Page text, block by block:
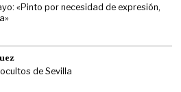
«Pinto por necesidad de expresión,
de Sevilla